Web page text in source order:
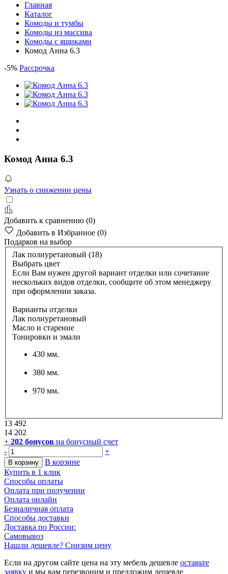
Главная
Каталог
Комоды и тумбы
Комоды из массива
Комоды с ящиками
Комод Анна 6.3
-5% Рассрочка
Комод Анна 6.3
Узнать о снижении цены
Добавить к сравнению (0)
Добавить в Избранное (0)
Подарков на выбор
Лак полиуретановый (18)
Выбрать цвет
Если Вам нужен другой вариант отделки или сочетание
нескольких видов отделки, сообщите об этом менеджеру
при оформлении заказа.
Варианты отделки
Лак полиуретановый
Масло и старение
Тонировки и эмали
430 мм.
380 мм.
970 мм.
13 492
14 202
+ 202 бонусов на бонусный счет
-
+
В корзину
В корзине
Купить в 1 клик
Способы оплаты
Оплата при получении
Оплата онлайн
Безналичная оплата
Способы доставки
Доставка по России:
Самовывоз
Нашли дешевле? Снизим цену
Если на другом сайте цена на эту мебель дешевле оставьте
заявку и мы вам перезвоним и предложим дешевле